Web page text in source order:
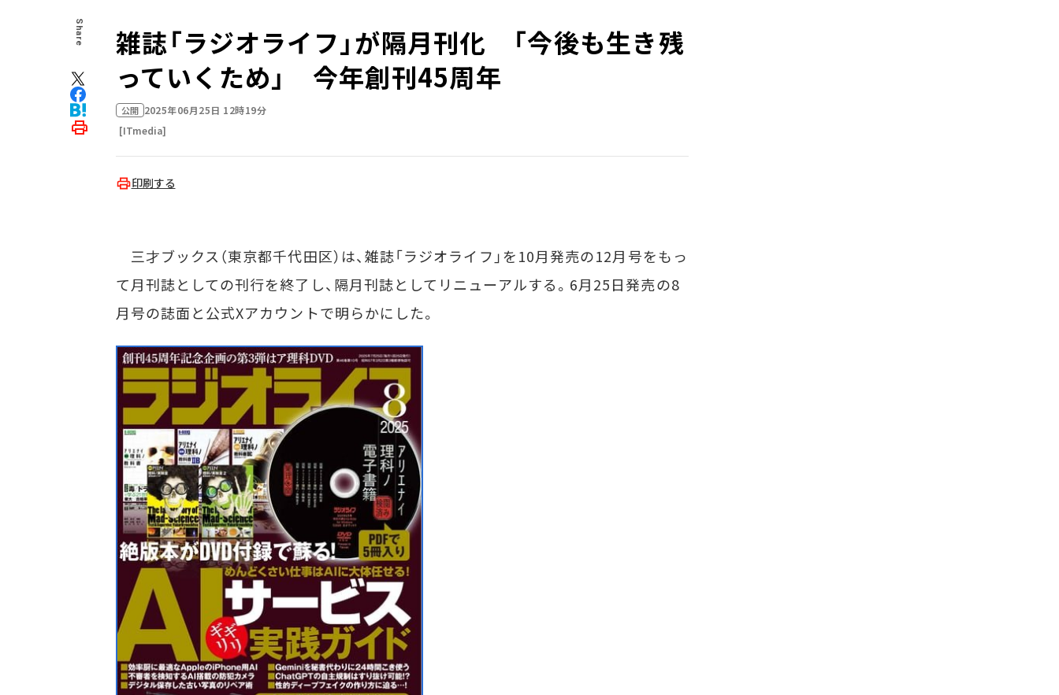
Share
雑誌「ラジオライフ」が隔月刊化 「今後も生き残
っていくため」 今年創刊45周年
公開 2025年06月25日 12時19分
[ITmedia]
印刷する
三才ブックス（東京都千代田区）は、雑誌「ラジオライフ」を10月発売の12月号をもっ
て月刊誌としての刊行を終了し、隔月刊誌としてリニューアルする。6月25日発売の8
月号の誌面と公式Xアカウントで明らかにした。